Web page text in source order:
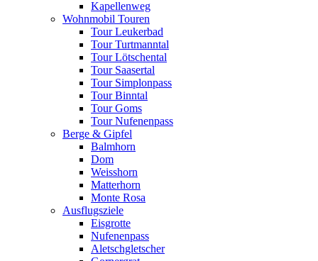
Kapellenweg
Wohnmobil Touren
Tour Leukerbad
Tour Turtmanntal
Tour Lötschental
Tour Saasertal
Tour Simplonpass
Tour Binntal
Tour Goms
Tour Nufenenpass
Berge & Gipfel
Balmhorn
Dom
Weisshorn
Matterhorn
Monte Rosa
Ausflugsziele
Eisgrotte
Nufenenpass
Aletschgletscher